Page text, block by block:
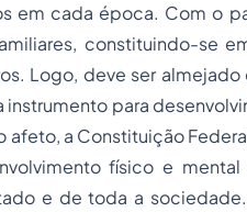
em cada época. Com o
constituindo-se
Logo, deve ser almejado
para
afeto, a Constituição
físico e
e de toda a